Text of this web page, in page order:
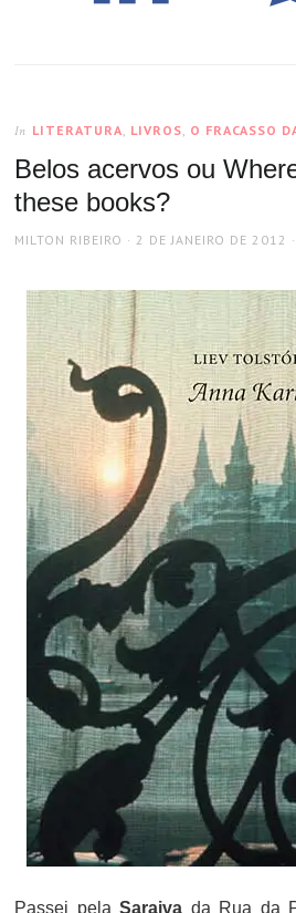
In LITERATURA, LIVROS, O FRACASSO
Belos acervos ou
these books?
AUTHOR
MILTON RIBEIRO
POSTED
2 DE JANEIRO DE 2012
Passei pelaSaraiva da Rua da